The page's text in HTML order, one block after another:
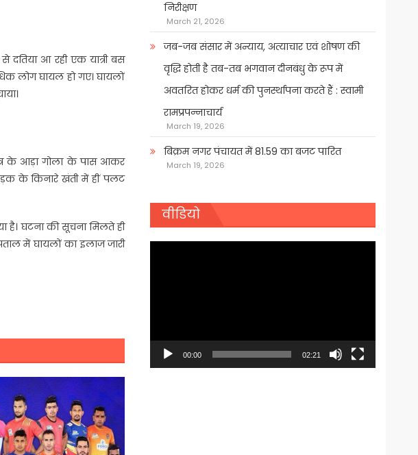
दतिया आ रही एक यात्री बस
लोग घायल हो गए। घायलों
के आड़ा गोला के पास आकर
के किनारे खंती में हीं पलट
है। घटना की सूचना मिलते ही
में घायलों का इलाज जारी
निरीक्षण
March 21, 2026
जब-जब संसार में अन्याय, अत्याचार एवं शोषण की
वृद्धि होती है तब-तब भगवान दीनबंधु के रूप में
अवतरित होकर धर्म की पुनर्स्थापना करते हैं : स्वामी
रामप्रपन्नाचार्य
March 19, 2026
बिक्रम नगर पंचायत में 81.59 का बजट पारित
March 19, 2026
वीडियो
00:00 02:21